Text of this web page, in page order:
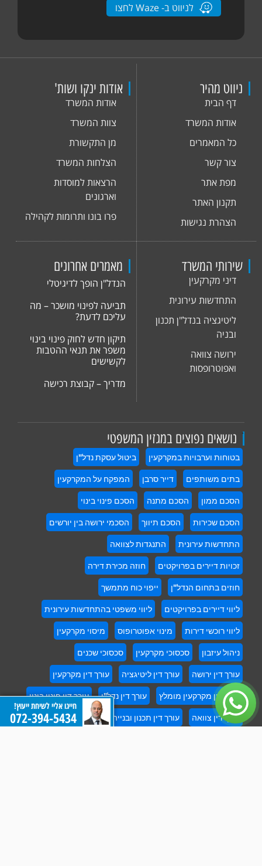
לניווט ב- Waze לחצו
ניווט מהיר
דף הבית
אודות המשרד
כל המאמרים
צור קשר
מפת אתר
תקנון האתר
הצהרת נגישות
אודות ינקו ושות'
אודות המשרד
צוות המשרד
מן התקשורת
הצלחות המשרד
הרצאות למוסדות
וארגונים
פרו בונו ותרומות לקהילה
שירותי המשרד
דיני מקרקעין
התחדשות עירונית
ליטיגציה בנדל"ן תכנון
ובניה
ירושה צוואה
ואפוטרופסות
מאמרים אחרונים
הנדל"ן הופך לדיגיטלי
תביעה לפינוי מושכר – מה
עליכם לדעת?
תיקון חדש לחוק פינוי בינוי
משפר את תנאי ההטבות
לקשישים
מדריך – קבוצת רכישה
נושאים נפוצים במגזין המשפטי .
בטוחות וערבויות במקרקעין
ביטול עסקת נדל"ן
בתים משותפים
דייר סרבן
המפקח על המקרקעין
הסכם ממון
הסכם מתנה
הסכם פינוי בינוי
הסכם שכירות
הסכם תיווך
הסכמי ירושה בין יורשים
התחדשות עירונית
התנגדות לצוואה
זכויות דיירים בפרויקטים
חוזה מכירת דירה
חוזים בתחום הנדל"ן
ייפוי כוח מתמשך
ליווי דיירים בפרויקטים
ליווי משפטי בהתחדשות עירונית
ליווי רוכשי דירות
מינוי אפוטרופוס
מיסוי מקרקעין
ניהול עיזבון
סכסוכי מקרקעין
סכסוכי שכנים
עורך דין ירושה
עורך דין ליטיגציה
עורך דין מקרקעין
עורך דין מקרקעין מומלץ
עורך דין נדל"ן
עורך דין פינוי בינוי
עורך דין צוואה
עורך דין תכנון ובנייה
עורך דין תמ"א 38
חייגו אליי לשיחת ייעוץ!
072-394-5434